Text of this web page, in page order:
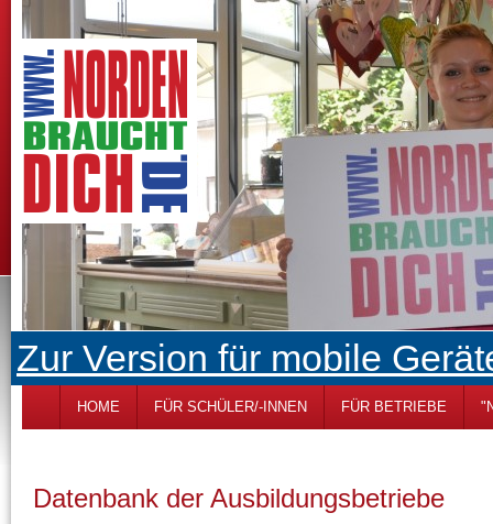
Zur Version für mobile
HOME FÜR SCHÜLER/-INNEN FÜR BETRIEBE
Datenbank der Ausbildungsbetriebe